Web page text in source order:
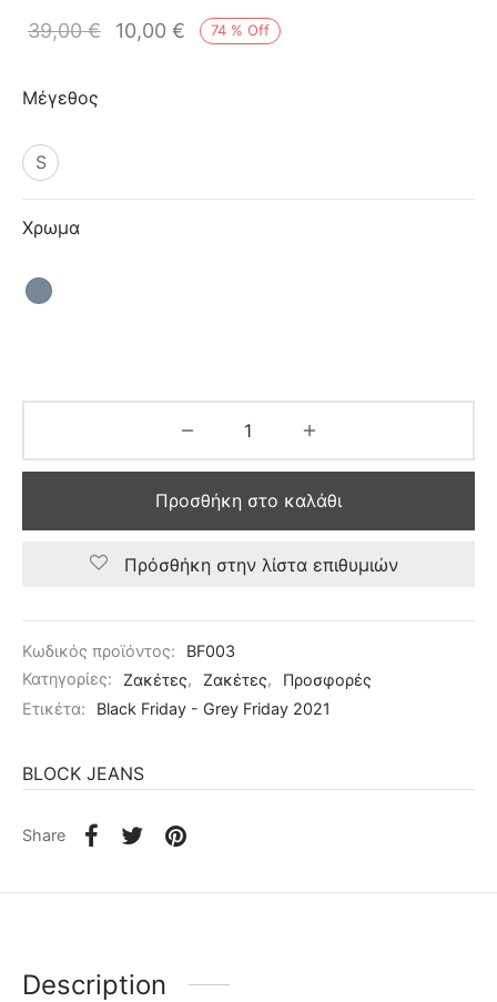
74 % Off
39,00€ 10,00 €
Μέγεθος
S
Χρωμα
Προσθήκη στο καλάθι
Πρόσθήκη στην λίστα επιθυμιών
Κωδικός προϊόντος:
BF003
Κατηγορίες:
Ζακέτες, Ζακέτες,
Προσφορές
Ετικέτα:
Black Friday - Grey Friday 2021
BLOCK JEANS
Share
Description